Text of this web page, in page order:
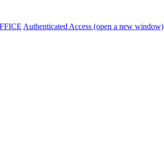
Authenticated Access (open a new window)